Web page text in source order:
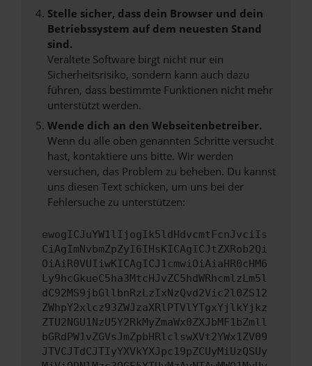
Stelle sicher, dass dein Browser und dein
Betriebssystem auf dem neuesten Stand
sind.
Veraltete Software birgt nicht nur ein
Sicherheitsrisiko, sondern kann auch dazu
führen, dass bestimmte Funktionen nicht mehr
unterstützt werden.
Wende dich an den Webseitenbetreiber.
Wenn du alle oben genannten Schritte versucht
hast, kontaktiere uns bitte. Wir werden
versuchen, das Problem zu beheben. Du kannst
uns diesen Text schicken, um uns bei der
Fehlersuche zu unterstützen:
ewogICJuYW1lIjogIk5ldHdvcmtFcnJvciIs
CiAgImNvbmZpZyI6IHsKICAgICJtZXRob2Qi
OiAiR0VUIiwKICAgICJ1cmwiOiAiaHR0cHM6
Ly9hcGkueC5ha3MtcHJvZC5hdWRhcmlzLm5l
dC92MS9jbGllbnRzLzIxNzQvd2Vic2l0ZS12
ZWhpY2xlcz93ZWJzaXRlPTVlYTgxYjlkYjkz
ZTU2NGU1NzU5Y2RkMyZmaWx0ZXJbMF1bZmll
bGRdPW1vZGVsJmZpbHRlclswXVt2YWx1ZV09
JTVCJTdCJTIyYXVkYXJpc19pZCUyMiUzQSUy